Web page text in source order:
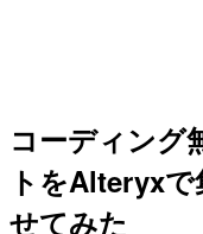
コーディング
トをAlteryx
せてみた